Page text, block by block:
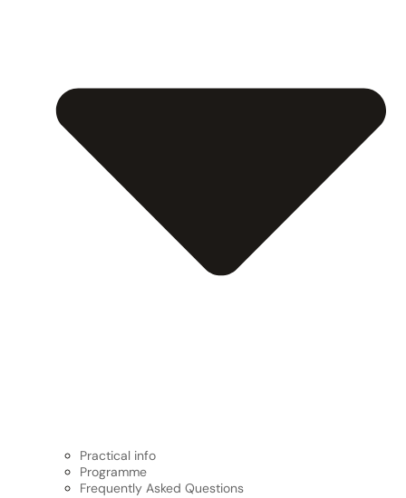
Practical info
Programme
Frequently Asked Questions